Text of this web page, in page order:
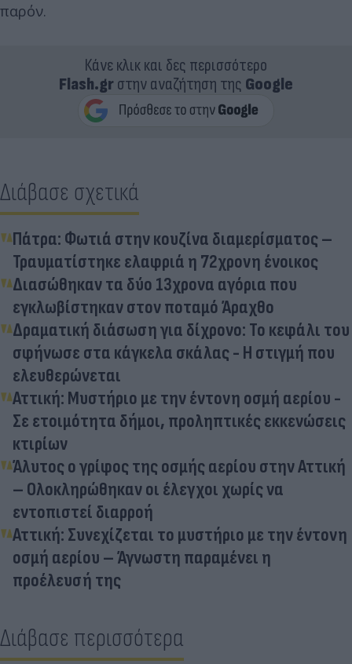
παρόν.
Κάνε κλικ και δες περισσότερο
Flash.grστην αναζήτηση της Google
Διάβασε σχετικά
Πάτρα: Φωτιά στην κουζίνα διαμερίσματος –
Τραυματίστηκε ελαφριά η 72χρονη ένοικος
Διασώθηκαν τα δύο 13χρονα αγόρια που
εγκλωβίστηκαν στον ποταμό Άραχθο
Δραματική διάσωση για δίχρονο: Το κεφάλι του
σφήνωσε στα κάγκελα σκάλας - Η στιγμή που
ελευθερώνεται
Αττική: Μυστήριο με την έντονη οσμή αερίου -
Σε ετοιμότητα δήμοι, προληπτικές εκκενώσεις
κτιρίων
Άλυτος ο γρίφος της οσμής αερίου στην Αττική
– Ολοκληρώθηκαν οι έλεγχοι χωρίς να
εντοπιστεί διαρροή
Αττική: Συνεχίζεται το μυστήριο με την έντονη
οσμή αερίου – Άγνωστη παραμένει η
προέλευσή της
Διάβασε περισσότερα